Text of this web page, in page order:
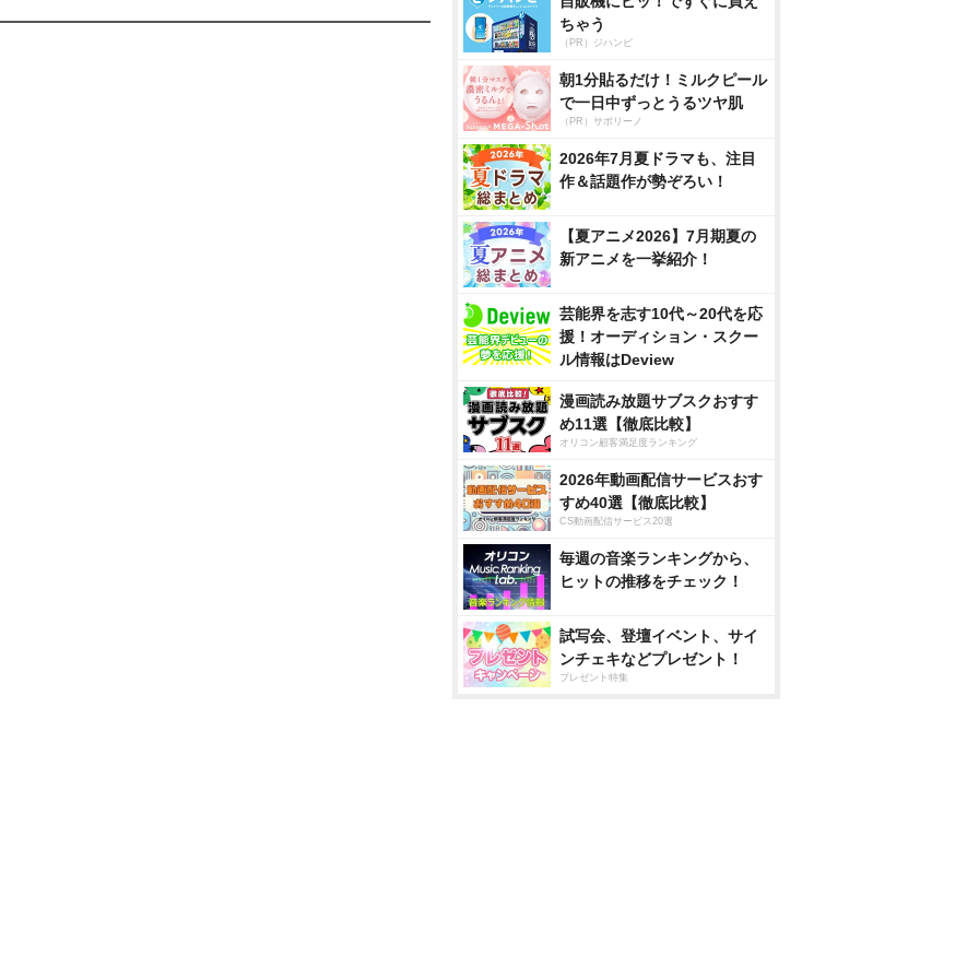
ちゃう
（PR）ジハンピ
朝1分貼るだけ！ミルクピール
で一日中ずっとうるツヤ肌
（PR）サボリーノ
2026年7月夏ドラマも、注目
作＆話題作が勢ぞろい！
【夏アニメ2026】7月期夏の
新アニメを一挙紹介！
芸能界を志す10代～20代を応
援！オーディション・スクー
ル情報はDeview
漫画読み放題サブスクおすす
め11選【徹底比較】
オリコン顧客満足度ランキング
2026年動画配信サービスおす
すめ40選【徹底比較】
CS動画配信サービス20選
毎週の音楽ランキングから、
ヒットの推移をチェック！
試写会、登壇イベント、サイ
ンチェキなどプレゼント！
プレゼント特集